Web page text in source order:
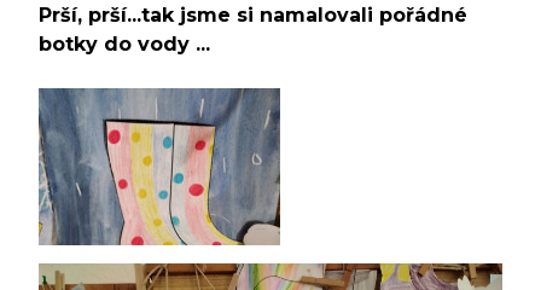
Prší, prší...tak jsme si namalovali pořádné
botky do vody ...